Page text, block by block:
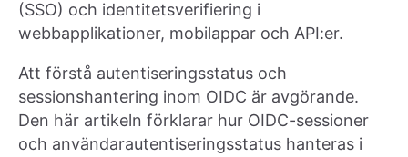
(SSO) och identitetsverifiering i
webbapplikationer, mobilappar och API:er.
Att förstå autentiseringsstatus och
sessionshantering inom OIDC är avgörande.
Den här artikeln förklarar hur OIDC-sessioner
och användarautentiseringsstatus hanteras i